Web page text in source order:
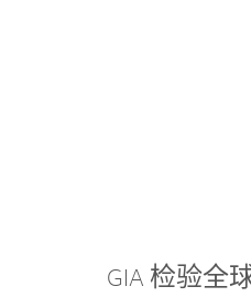
GIA 检验全